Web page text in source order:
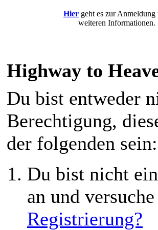
Hier geht es zur Anmeldung
weiteren Informationen.
Highway to
Du bist entweder
Berechtigung,
der folgenden sein:
Du bist nicht
an und
Registrierung?